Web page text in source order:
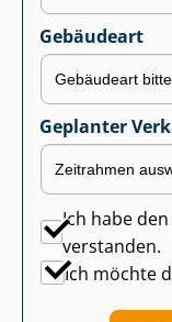
Gebäudeart
Geplanter
Ich habe den
verstanden.
Ich möchte